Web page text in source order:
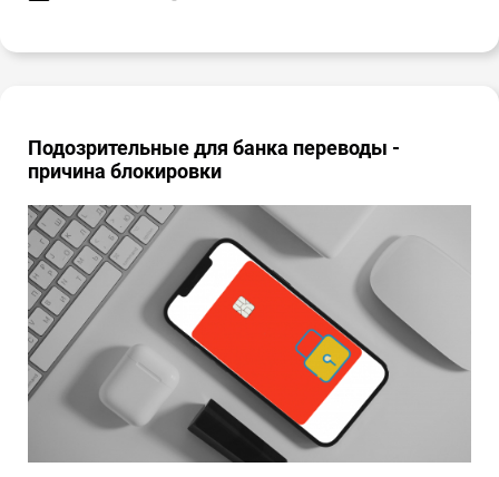
Подозрительные для банка переводы -
причина блокировки